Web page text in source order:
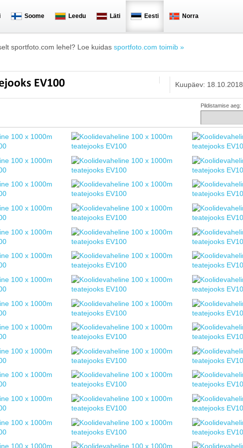
Soome Leedu Läti Eesti Norra
sportfoto.com lehel? Loe kuidas sportfoto.com toimib »
EV100 Kuupäev: 18.10.2018
Pildistamise aeg: